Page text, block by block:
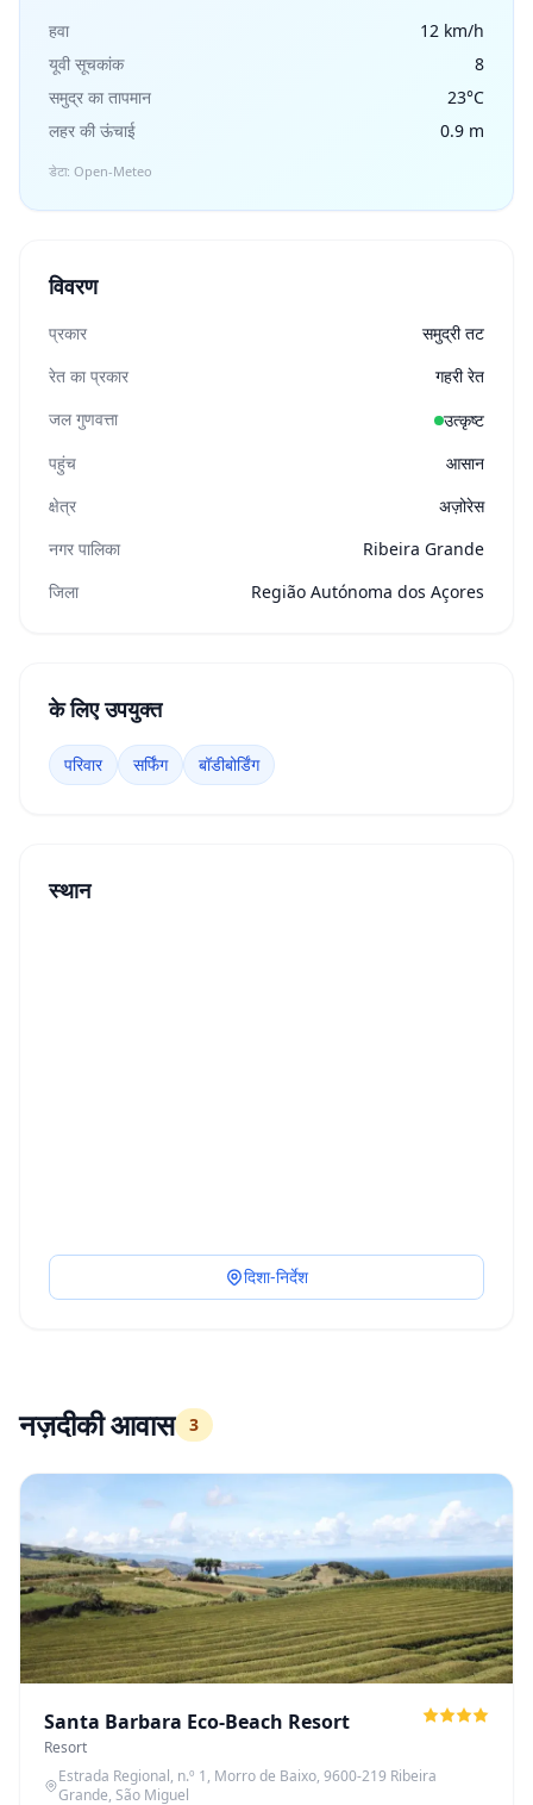
हवा
12 km/h
यूवी सूचकांक
8
समुद्र का तापमान
23°C
लहर की ऊंचाई
0.9 m
डेटा: Open-Meteo
विवरण
प्रकार
समुद्री तट
रेत का प्रकार
गहरी रेत
जल गुणवत्ता
उत्कृष्ट
पहुंच
आसान
क्षेत्र
अज़ोरेस
नगर पालिका
Ribeira Grande
जिला
Região Autónoma dos Açores
के लिए उपयुक्त
परिवार सर्फिंग बॉडीबोर्डिंग
स्थान
दिशा-निर्देश
नज़दीकी आवास 3
Santa Barbara Eco-Beach Resort
Resort
Estrada Regional, n.º 1, Morro de Baixo, 9600-219 Ribeira
Grande, São Miguel